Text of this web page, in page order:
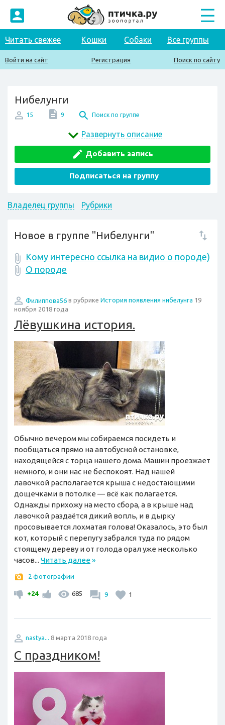
Читать свежее Кошки Собаки Все группы
Войти на сайт Регистрация Поиск по сайту
Нибелунги
15 9 Поиск по группе
Развернуть описание
Добавить запись
Подписаться на группу
Владелец группы Рубрики
Новое в группе "Нибелунги"
Кому интересно ссылка на видио о породе)
О породе
Филиппова56 в рубрике История появления нибелунга 19
ноября 2018 года
Лёвушкина история.
Обычно вечером мы собираемся посидеть и
пообщаться прямо на автобусной остановке,
находящейся с торца нашего дома. Машин проезжает
немного, и они нас не беспокоят. Над нашей
лавочкой располагается крыша с недостающими
дощечками в потолке — всё как полагается.
Однажды прихожу на место сбора, а в крыше над
лавочкой раздаётся дикий вопль, и в дырку
просовывается лохматая голова! Оказалось, это был
кот, который с перепугу забрался туда по рядом
стоящему дереву и от голода орал уже несколько
часов... Читать далее»
2 фотографии
+24 685 9 1
nastya... 8 марта 2018 года
С праздником!